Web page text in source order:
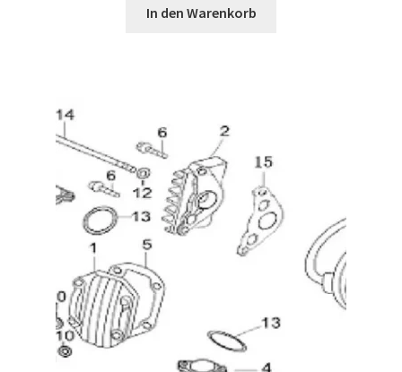
In den Warenkorb